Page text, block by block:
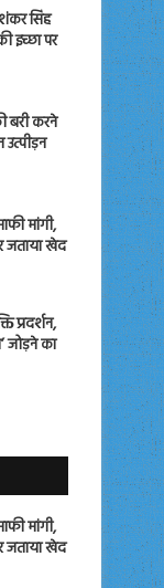
सिंह
इच्छा पर
बरी करने
मांगी,
खेद
प्रदर्शन,
जोड़ने का
मांगी,
खेद